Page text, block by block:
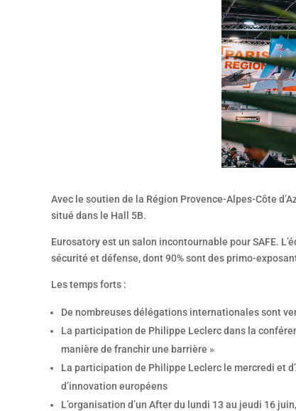
Avec le soutien de la Région Provence-Alpes-Côte
situé dans le Hall 5B.
Eurosatory est un salon incontournable pour SAFE.
sécurité et défense, dont 90% sont des primo-
Les temps forts :
De nombreuses délégations internationales sont
La participation de Philippe Leclerc dans la
manière de franchir une barrière »
La participation de Philippe Leclerc le mercredi et
d’innovation européens
L’organisation d’un After du lundi 13 au jeudi 16